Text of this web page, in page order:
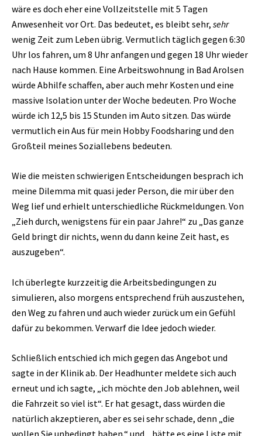
wäre es doch eher eine Vollzeitstelle mit 5 Tagen
Anwesenheit vor Ort. Das bedeutet, es bleibt sehr, sehr
wenig Zeit zum Leben übrig. Vermutlich täglich gegen 6:30
Uhr los fahren, um 8 Uhr anfangen und gegen 18 Uhr wieder
nach Hause kommen. Eine Arbeitswohnung in Bad Arolsen
würde Abhilfe schaffen, aber auch mehr Kosten und eine
massive Isolation unter der Woche bedeuten. Pro Woche
würde ich 12,5 bis 15 Stunden im Auto sitzen. Das würde
vermutlich ein Aus für mein Hobby Foodsharing und den
Großteil meines Soziallebens bedeuten.
Wie die meisten schwierigen Entscheidungen besprach ich
meine Dilemma mit quasi jeder Person, die mir über den
Weg lief und erhielt unterschiedliche Rückmeldungen. Von
„Zieh durch, wenigstens für ein paar Jahre!“ zu „Das ganze
Geld bringt dir nichts, wenn du dann keine Zeit hast, es
auszugeben“.
Ich überlegte kurzzeitig die Arbeitsbedingungen zu
simulieren, also morgens entsprechend früh auszustehen,
den Weg zu fahren und auch wieder zurück um ein Gefühl
dafür zu bekommen. Verwarf die Idee jedoch wieder.
Schließlich entschied ich mich gegen das Angebot und
sagte in der Klinik ab. Der Headhunter meldete sich auch
erneut und ich sagte, „ich möchte den Job ablehnen, weil
die Fahrzeit so viel ist“. Er hat gesagt, dass würden die
natürlich akzeptieren, aber es sei sehr schade, denn „die